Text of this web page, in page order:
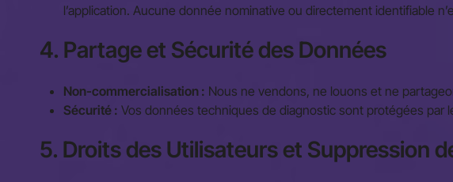
l’application. Aucune donnée nominative ou directement identifiable
4. Partage et Sécurité des Données
Non-commercialisation : Nous ne vendons, ne louons et ne
Sécurité : Vos données techniques de diagnostic sont protégées par
5. Droits des Utilisateurs et Suppression